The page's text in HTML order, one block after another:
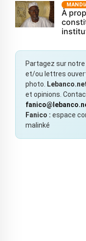
À
Partagez sur
et/ou lettres
photo.
et opinions.
Fanico : espace
malinké